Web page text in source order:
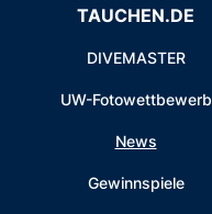
TAUCHEN.DE
DIVEMASTER
UW-Fotowettbewerb
News
Gewinnspiele